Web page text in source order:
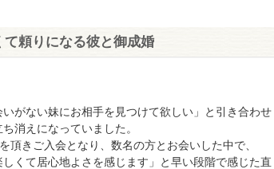
頼りになる彼と御成婚
がない妹にお相手を見つけて欲しい」と引き合わせ
消えになっていました。
きご入会となり、数名の方とお会いした中で、
くて居心地よさを感じます」と早い段階で感じた直